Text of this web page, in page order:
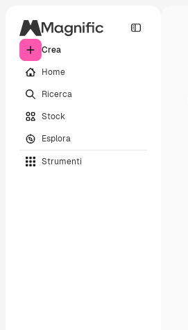
Crea
Home
Ricerca
Stock
Esplora
Strumenti